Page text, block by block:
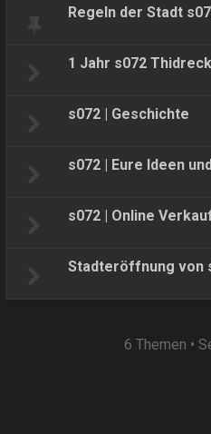
Regeln der Stadt
1 Jahr s072
s072 | Geschichte
s072 | Eure Ideen
s072 | Online
Stadteröffnung von
6 Themen •